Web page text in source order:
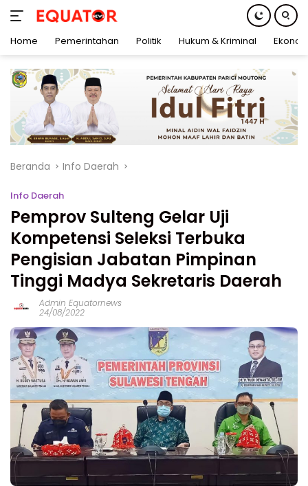
konten
Home Pemerintahan Politik Hukum & Kriminal
Beranda Info Daerah
Info Daerah
Pemprov Sulteng Gelar Uji
Kompetensi Seleksi Terbuka
Pengisian Jabatan Pimpinan
Tinggi Madya Sekretaris Daerah
Admin Equatornews
24/08/2022